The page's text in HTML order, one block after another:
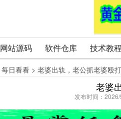
网站源码 软件仓库 技术教程
每日看看 > 老婆出轨，老公抓老婆殴
老婆
发布时间：